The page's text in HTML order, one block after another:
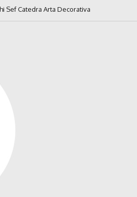
Sef Catedra Arta Decorativa